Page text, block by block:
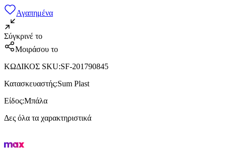
Αγαπημένα
Σύγκρινέ το
Μοιράσου το
ΚΩΔΙΚΟΣ SKU:SF-201790845
Κατασκευαστής:Sum Plast
Είδος:Μπάλα
Δες όλα τα χαρακτηριστικά